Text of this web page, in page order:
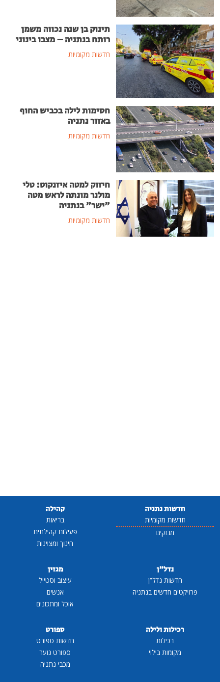
תינוק בן שנה נכווה משמן
רותח בנתניה – מצבו בינוני
חדשות מקומיות
חסימות לילה בכביש החוף
באזור נתניה
חדשות מקומיות
חיזוק למטה איזנקוט: טלי
מולנר מונתה לראש מטה
"ישר" בנתניה
חדשות מקומיות
חדשות נתניה
חדשות מקומיות
מבזקים
קהילה
בריאות
פעילות קהילתית
חינוך ומצוינות
נדל"ן
חדשות נדל"ן
פרויקטים חדשים בנתניה
מגזין
עיצוב וסטייל
אנשים
אוכל ומתכונים
רכילות ולילה
רכילות
מקומות בילוי
ספורט
חדשות ספורט
ספורט נוער
מכבי נתניה